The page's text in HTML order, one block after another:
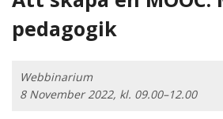
pedagogik
Webbinarium
8 November 2022, kl. 09.00–12.00